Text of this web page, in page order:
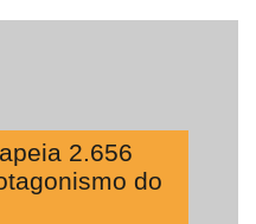
2.656
do